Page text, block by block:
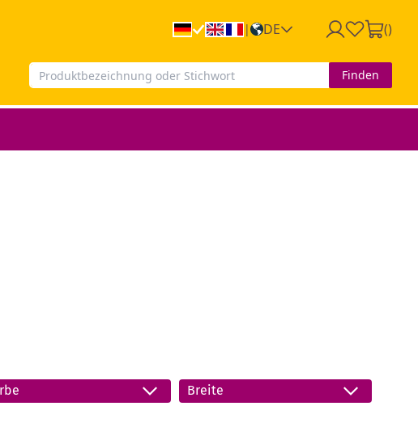
| DE ()
Finden
Breite